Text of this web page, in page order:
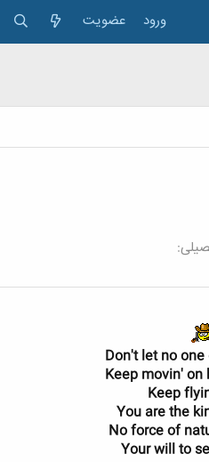
ورود عضویت
Don't let no
Keep movin' on
Keep
You are the
No force of
Your will to